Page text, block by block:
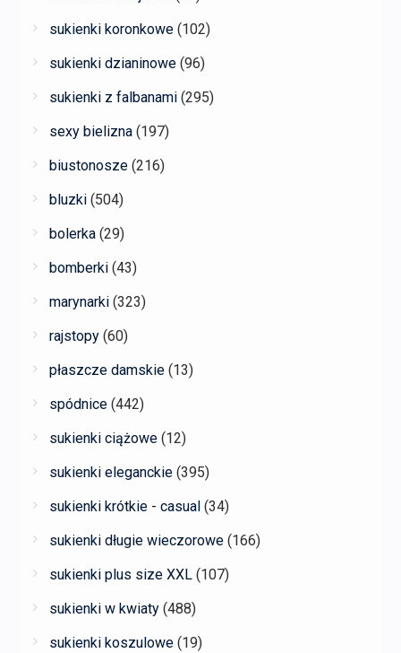
sukienki koronkowe (102)
sukienki dzianinowe (96)
sukienki z falbanami (295)
sexy bielizna (197)
biustonosze (216)
bluzki (504)
bolerka (29)
bomberki (43)
marynarki (323)
rajstopy (60)
płaszcze damskie (13)
spódnice (442)
sukienki ciążowe (12)
sukienki eleganckie (395)
sukienki krótkie - casual (34)
sukienki długie wieczorowe (166)
sukienki plus size XXL (107)
sukienki w kwiaty (488)
sukienki koszulowe (19)